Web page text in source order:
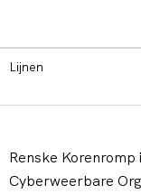
Lijnen
Renske
Cyberweerbare